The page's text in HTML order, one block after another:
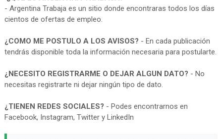
- Argentina Trabaja es un sitio donde encontraras todos los días
cientos de ofertas de empleo.
¿COMO ME POSTULO A LOS AVISOS? - En cada publicación
tendrás disponible toda la información necesaria para postularte.
¿NECESITO REGISTRARME O DEJAR ALGUN DATO? - No
necesitas registrarte ni dejar ningún tipo de dato.
¿TIENEN REDES SOCIALES? - Podes encontrarnos en
Facebook, Instagram, Twitter y LinkedIn